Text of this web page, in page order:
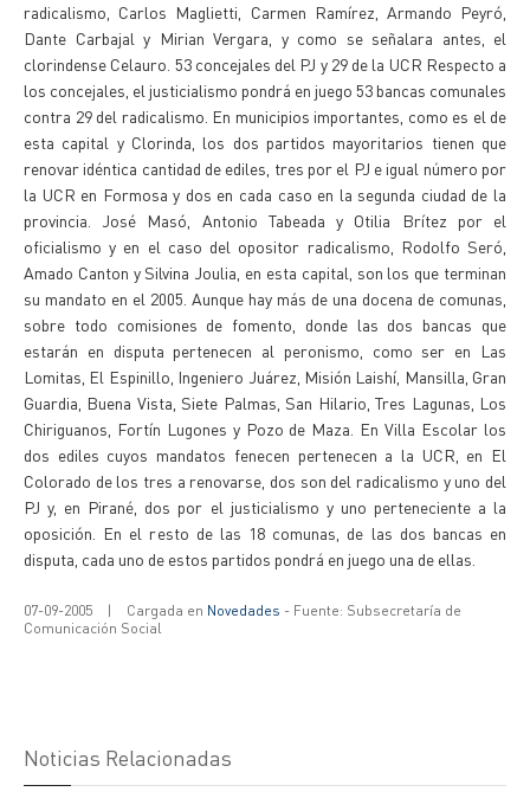
radicalismo, Carlos Maglietti, Carmen Ramírez, Armando Peyró,
Dante Carbajal y Mirian Vergara, y como se señalara antes, el
clorindense Celauro. 53 concejales del PJ y 29 de la UCR Respecto a
los concejales, el justicialismo pondrá en juego 53 bancas comunales
contra 29 del radicalismo. En municipios importantes, como es el de
esta capital y Clorinda, los dos partidos mayoritarios tienen que
renovar idéntica cantidad de ediles, tres por el PJ e igual número por
la UCR en Formosa y dos en cada caso en la segunda ciudad de la
provincia. José Masó, Antonio Tabeada y Otilia Brítez por el
oficialismo y en el caso del opositor radicalismo, Rodolfo Seró,
Amado Canton y Silvina Joulia, en esta capital, son los que terminan
su mandato en el 2005. Aunque hay más de una docena de comunas,
sobre todo comisiones de fomento, donde las dos bancas que
estarán en disputa pertenecen al peronismo, como ser en Las
Lomitas, El Espinillo, Ingeniero Juárez, Misión Laishí, Mansilla, Gran
Guardia, Buena Vista, Siete Palmas, San Hilario, Tres Lagunas, Los
Chiriguanos, Fortín Lugones y Pozo de Maza. En Villa Escolar los
dos ediles cuyos mandatos fenecen pertenecen a la UCR, en El
Colorado de los tres a renovarse, dos son del radicalismo y uno del
PJ y, en Pirané, dos por el justicialismo y uno perteneciente a la
oposición. En el resto de las 18 comunas, de las dos bancas en
disputa, cada uno de estos partidos pondrá en juego una de ellas.
07-09-2005 | Cargada en Novedades - Fuente: Subsecretaría de
Comunicación Social
Noticias Relacionadas